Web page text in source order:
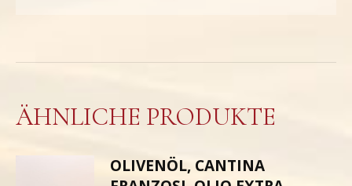
ÄHNLICHE PRODUKTE
OLIVENÖL, CANTINA